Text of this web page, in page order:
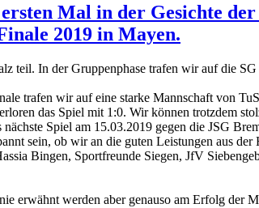
Mal in der Gesichte
2019 in Mayen.
teil. In der Gruppenphase trafen wir auf die
trafen wir auf eine starke Mannschaft von
das Spiel mit 1:0. Wir können trotzdem
Spiel am 15.03.2019 gegen die JSG
sein, ob wir an die guten Leistungen aus
Bingen, Sportfreunde Siegen, JfV
erwähnt werden aber genauso am Erfolg der